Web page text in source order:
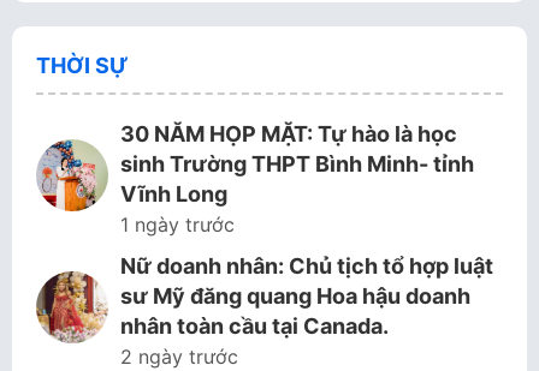
THỜI SỰ
30 NĂM HỌP MẶT: Tự hào là học
sinh Trường THPT Bình Minh- tỉnh
Vĩnh Long
1 ngày trước
Nữ doanh nhân: Chủ tịch tổ hợp luật
sư Mỹ đăng quang Hoa hậu doanh
nhân toàn cầu tại Canada.
2 ngày trước